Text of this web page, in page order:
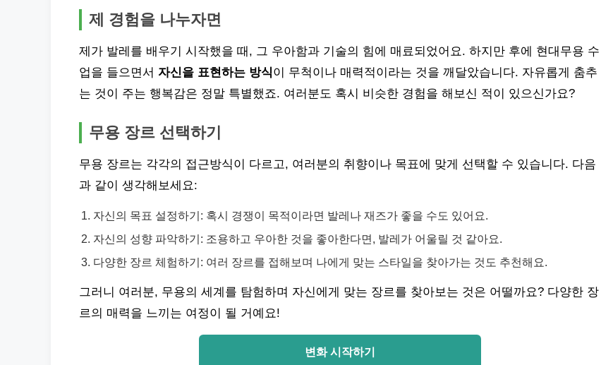
제 경험을 나누자면
제가 발레를 배우기 시작했을 때, 그 우아함과 기술의 힘에 매료되었어요. 하지만 후에 현대무용 수
업을 들으면서 자신을 표현하는 방식이 무척이나 매력적이라는 것을 깨달았습니다. 자유롭게 춤추
는 것이 주는 행복감은 정말 특별했죠. 여러분도 혹시 비슷한 경험을 해보신 적이 있으신가요?
무용 장르 선택하기
무용 장르는 각각의 접근방식이 다르고, 여러분의 취향이나 목표에 맞게 선택할 수 있습니다. 다음
과 같이 생각해보세요:
자신의 목표 설정하기: 혹시 경쟁이 목적이라면 발레나 재즈가 좋을 수도 있어요.
자신의 성향 파악하기: 조용하고 우아한 것을 좋아한다면, 발레가 어울릴 것 같아요.
다양한 장르 체험하기: 여러 장르를 접해보며 나에게 맞는 스타일을 찾아가는 것도 추천해요.
그러니 여러분, 무용의 세계를 탐험하며 자신에게 맞는 장르를 찾아보는 것은 어떨까요? 다양한 장
르의 매력을 느끼는 여정이 될 거예요!
변화 시작하기